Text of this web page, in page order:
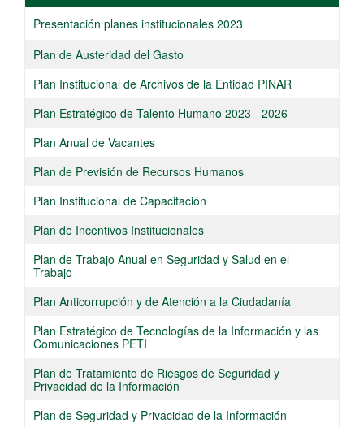
​Presentación planes institucionales 2023
​Plan de Austeridad del Gasto
​Plan Institucional de Archivos de la Entidad ­PINAR
Plan Estratégico de Talento Humano 2023 - 2026​
​Plan Anual de Vacantes​​
​Plan de Previsión de Recursos Humanos
​Plan Institucional de Capacitación
​Plan de Incentivos Institucionales​
​Plan de Trabajo Anual en Seguridad y Salud en el
Trabajo
Plan Anticorrupción y de Atención a la Ciudadanía
​Plan Estratégico de Tecnologías de la Información y las
Comunicaciones PETI
​Plan de Tratamiento de Riesgos de Seguridad y
Privacidad de la Información
Plan de Seguridad y Privacidad de la Información